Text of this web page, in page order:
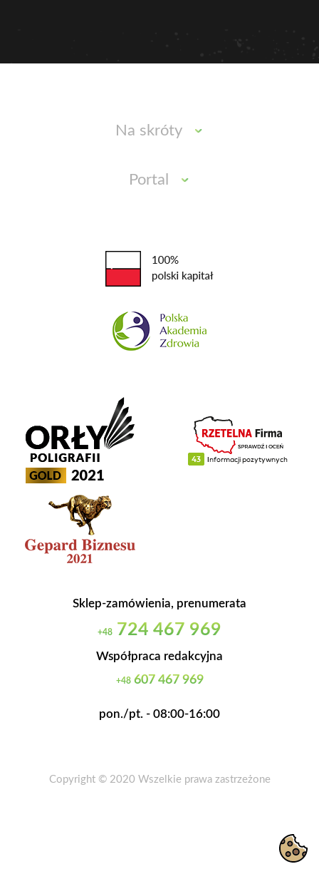
Na skróty
Portal
Sklep-zamówienia, prenumerata
+48 724 467 969
Współpraca redakcyjna
+48607 467 969
pon./pt. - 08:00-16:00
Copyright © 2020 Wszelkie prawa zastrzeżone